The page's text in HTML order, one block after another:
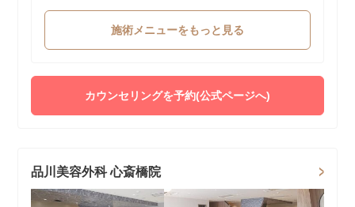
施術メニューをもっと見る
カウンセリングを予約(公式ページへ)
品川美容外科 心斎橋院